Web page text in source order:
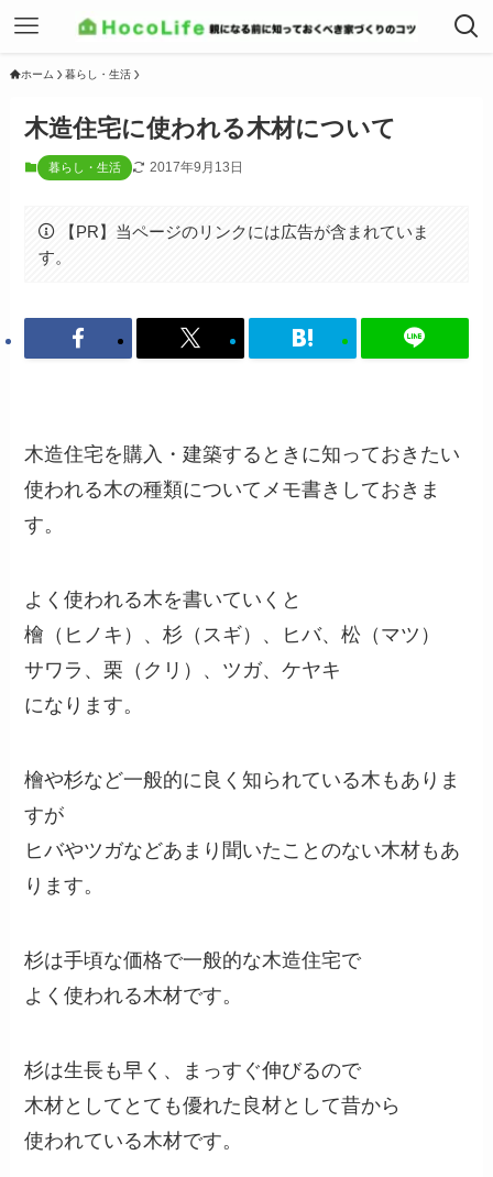
ホーム 暮らし・生活
木造住宅に使われる木材について
暮らし・生活 2017年9月13日
【PR】当ページのリンクには広告が含まれていま
す。
木造住宅を購入・建築するときに知っておきたい
使われる木の種類についてメモ書きしておきま
す。
よく使われる木を書いていくと
檜（ヒノキ）、杉（スギ）、ヒバ、松（マツ）
サワラ、栗（クリ）、ツガ、ケヤキ
になります。
檜や杉など一般的に良く知られている木もありま
すが
ヒバやツガなどあまり聞いたことのない木材もあ
ります。
杉は手頃な価格で一般的な木造住宅で
よく使われる木材です。
杉は生長も早く、まっすぐ伸びるので
木材としてとても優れた良材として昔から
使われている木材です。